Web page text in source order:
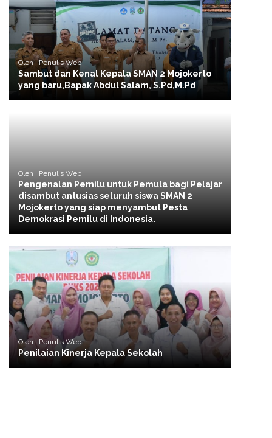
Oleh : Penulis Web
Sambut dan Kenal Kepala SMAN 2 Mojokerto
yang baru,Bapak Abdul Salam, S.Pd,M.Pd
Oleh : Penulis Web
Pengenalan Pemilu untuk Pemula bagi Pelajar
disambut antusias seluruh siswa SMAN 2
Mojokerto yang siap menyambut Pesta
Demokrasi Pemilu di Indonesia.
Oleh : Penulis Web
Penilaian Kinerja Kepala Sekolah